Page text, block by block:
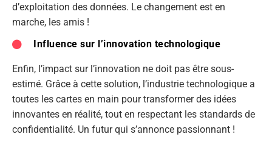
d’exploitation des données. Le changement est en
marche, les amis !
Influence sur l’innovation technologique
Enfin, l’impact sur l’innovation ne doit pas être sous-
estimé. Grâce à cette solution, l’industrie technologique a
toutes les cartes en main pour transformer des idées
innovantes en réalité, tout en respectant les standards de
confidentialité. Un futur qui s’annonce passionnant !